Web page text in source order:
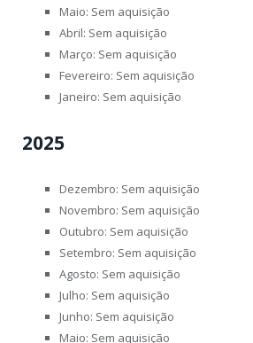
Maio: Sem aquisição
Abril: Sem aquisição
Março: Sem aquisição
Fevereiro: Sem aquisição
Janeiro: Sem aquisição
2025
Dezembro: Sem aquisição
Novembro: Sem aquisição
Outubro: Sem aquisição
Setembro: Sem aquisição
Agosto: Sem aquisição
Julho: Sem aquisição
Junho: Sem aquisição
Maio: Sem aquisição